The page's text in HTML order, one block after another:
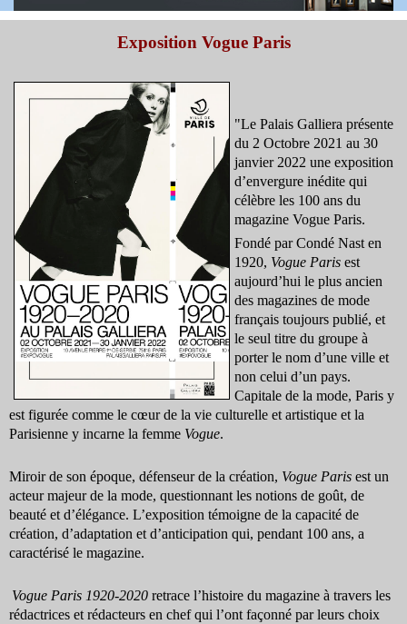
Exposition Vogue Paris
"Le Palais Galliera présente
du 2 Octobre 2021 au 30
janvier 2022 une exposition
d’envergure inédite qui
célèbre les 100 ans du
magazine Vogue Paris.
Fondé par Condé Nast en
1920, Vogue Paris est
aujourd’hui le plus ancien
des magazines de mode
français toujours publié, et
le seul titre du groupe à
porter le nom d’une ville et
non celui d’un pays.
Capitale de la mode, Paris y
est figurée comme le cœur de la vie culturelle et artistique et la
Parisienne y incarne la femme Vogue.
Miroir de son époque, défenseur de la création, Vogue Paris est un
acteur majeur de la mode, questionnant les notions de goût, de
beauté et d’élégance. L’exposition témoigne de la capacité de
création, d’adaptation et d’anticipation qui, pendant 100 ans, a
caractérisé le magazine.
Vogue Paris 1920-2020 retrace l’histoire du magazine à travers les
rédactrices et rédacteurs en chef qui l’ont façonné par leurs choix